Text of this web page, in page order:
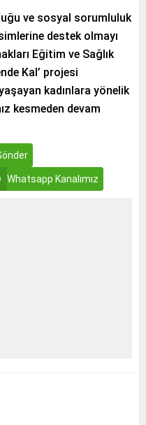
ve sosyal sorumluluk
destek olmayı
Eğitim ve Sağlık
Kal’ projesi
kadınlara yönelik
kesmeden devam
Whatsapp Kanalımız